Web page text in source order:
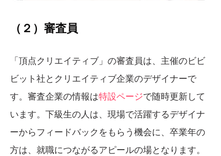
（２）審査員
「頂点クリエイティブ」の審査員は、主催のビビ
ビット社とクリエイティブ企業のデザイナーで
す。審査企業の情報は特設ページで随時更新して
います。下級生の人は、現場で活躍するデザイナ
ーからフィードバックをもらう機会に、卒業年の
方は、就職につながるアピールの場となります。